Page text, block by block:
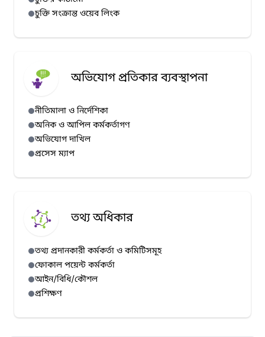
চুক্তি সংক্রান্ত ওয়েব লিংক
অভিযোগ প্রতিকার ব্যবস্থাপনা
নীতিমালা ও নির্দেশিকা
অনিক ও আপিল কর্মকর্তাগণ
অভিযোগ দাখিল
প্রসেস ম্যাপ
তথ্য অধিকার
তথ্য প্রদানকারী কর্মকর্তা ও কমিটিসমূহ
ফোকাল পয়েন্ট কর্মকর্তা
আইন/বিধি/কৌশল
প্রশিক্ষণ